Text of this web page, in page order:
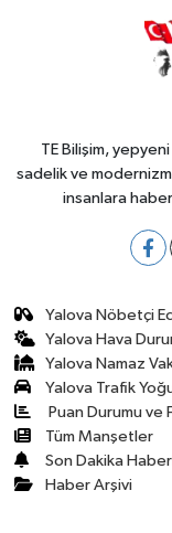
TE Bilişim,
sadelik ve
insanlara
Yalova Nöbetçi
Yalova Hava
Yalova Namaz
Yalova Trafik
Puan Durumu ve
Tüm Manşetler
Son Dakika
Haber Arşivi